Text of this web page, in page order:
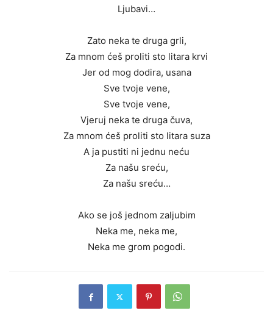
Ljubavi…
Zato neka te druga grli,
Za mnom ćeš proliti sto litara krvi
Jer od mog dodira, usana
Sve tvoje vene,
Sve tvoje vene,
Vjeruj neka te druga čuva,
Za mnom ćeš proliti sto litara suza
A ja pustiti ni jednu neću
Za našu sreću,
Za našu sreću…
Ako se još jednom zaljubim
Neka me, neka me,
Neka me grom pogodi.